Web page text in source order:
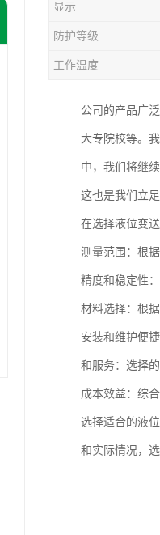
显示
防护等级
工作温度
公司的产品广
大专院校等。
中，我们将继
这也是我们立
在选择液位变
测量范围：根
精度和稳定性
材料选择：根
安装和维护便
和服务：选择
成本效益：综
选择适合的液
和实际情况，